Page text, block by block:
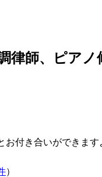
律師、ピアノ
き合いができます
）